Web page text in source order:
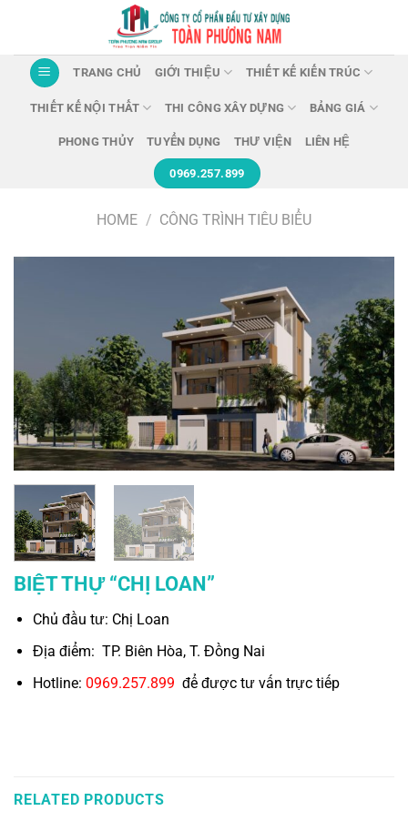
nội
dung
TRANG CHỦ GIỚI THIỆU THIẾT KẾ KIẾN TRÚC
THIẾT KẾ NỘI THẤT THI CÔNG XÂY DỰNG BẢNG GIÁ
PHONG THỦY TUYỂN DỤNG THƯ VIỆN LIÊN HỆ
0969.257.899
HOME / CÔNG TRÌNH TIÊU BIỂU
BIỆT THỰ “CHỊ LOAN”
Chủ đầu tư: Chị Loan
Địa điểm: TP. Biên Hòa, T. Đồng Nai
Hotline: 0969.257.899 để được tư vấn trực tiếp
RELATED PRODUCTS